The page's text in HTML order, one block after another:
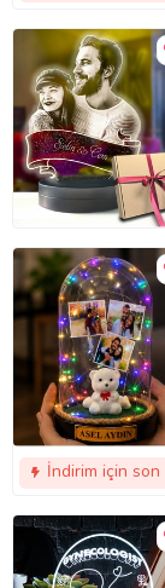
İndirim için son